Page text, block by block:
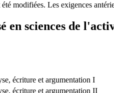
modifiées. Les exigences
en sciences de
écriture et argumentation I
écriture et argumentation II